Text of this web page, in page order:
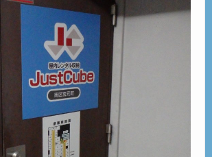
交通アクセス
– Access –
会社案内
– Company –
お問合せ
– Query –